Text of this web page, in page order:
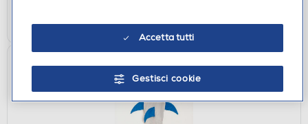
Accetta tutti
Gestisci cookie